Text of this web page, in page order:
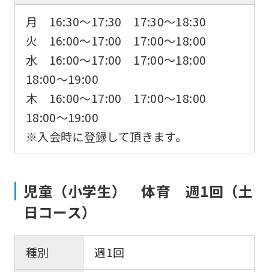
月 16:30〜17:30 17:30〜18:30
火 16:00〜17:00 17:00～18:00
水 16:00〜17:00 17:00〜18:00
18:00〜19:00
木 16:00〜17:00 17:00〜18:00
18:00〜19:00
※入会時に登録して頂きます。
児童（小学生） 体育 週1回（土
日コース）
種別
週1回